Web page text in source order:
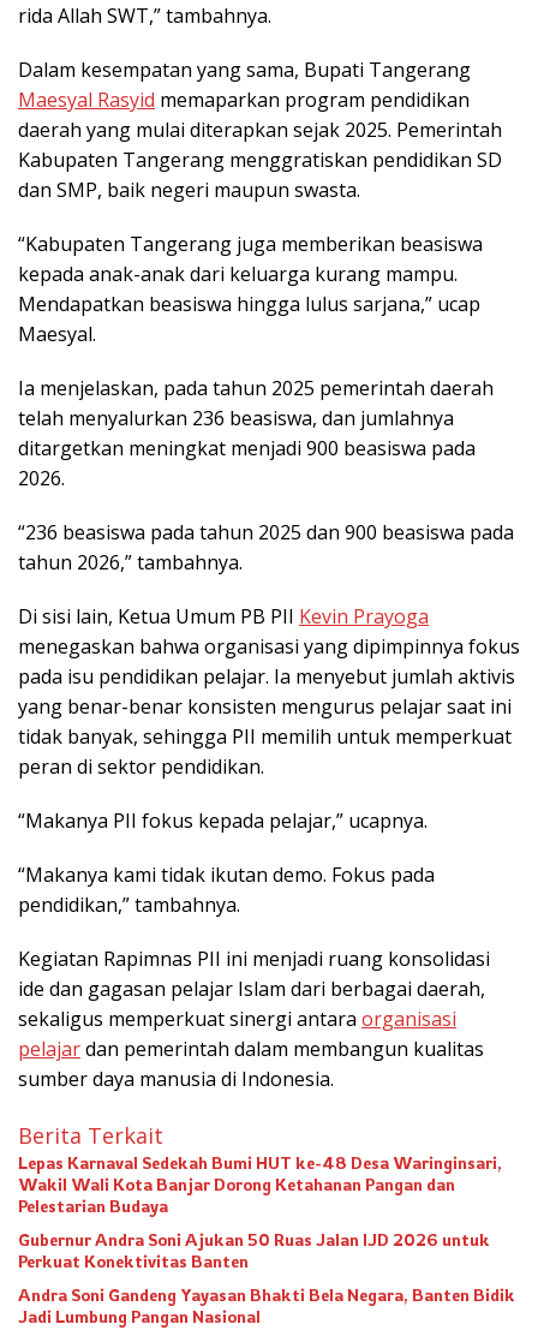
rida Allah SWT,” tambahnya.
Dalam kesempatan yang sama, Bupati Tangerang
Maesyal Rasyid memaparkan program pendidikan
daerah yang mulai diterapkan sejak 2025. Pemerintah
Kabupaten Tangerang menggratiskan pendidikan SD
dan SMP, baik negeri maupun swasta.
“Kabupaten Tangerang juga memberikan beasiswa
kepada anak-anak dari keluarga kurang mampu.
Mendapatkan beasiswa hingga lulus sarjana,” ucap
Maesyal.
Ia menjelaskan, pada tahun 2025 pemerintah daerah
telah menyalurkan 236 beasiswa, dan jumlahnya
ditargetkan meningkat menjadi 900 beasiswa pada
2026.
“236 beasiswa pada tahun 2025 dan 900 beasiswa pada
tahun 2026,” tambahnya.
Di sisi lain, Ketua Umum PB PII Kevin Prayoga
menegaskan bahwa organisasi yang dipimpinnya fokus
pada isu pendidikan pelajar. Ia menyebut jumlah aktivis
yang benar-benar konsisten mengurus pelajar saat ini
tidak banyak, sehingga PII memilih untuk memperkuat
peran di sektor pendidikan.
“Makanya PII fokus kepada pelajar,” ucapnya.
“Makanya kami tidak ikutan demo. Fokus pada
pendidikan,” tambahnya.
Kegiatan Rapimnas PII ini menjadi ruang konsolidasi
ide dan gagasan pelajar Islam dari berbagai daerah,
sekaligus memperkuat sinergi antara organisasi
pelajardan pemerintah dalam membangun kualitas
sumber daya manusia di Indonesia.
Berita Terkait
Lepas Karnaval Sedekah Bumi HUT ke-48 Desa Waringinsari,
Wakil Wali Kota Banjar Dorong Ketahanan Pangan dan
Pelestarian Budaya
Gubernur Andra Soni Ajukan 50 Ruas Jalan IJD 2026 untuk
Perkuat Konektivitas Banten
Andra Soni Gandeng Yayasan Bhakti Bela Negara, Banten Bidik
Jadi Lumbung Pangan Nasional